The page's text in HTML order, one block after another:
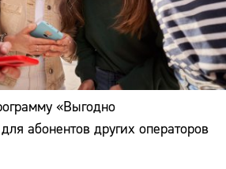
«Выгодно
абонентов других операторов